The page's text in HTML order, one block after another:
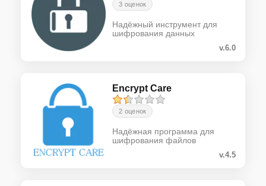
3 оценок
Надёжный инструмент для
шифрования данных
v.6.0
Encrypt Care
2 оценок
Надёжная программа для
шифрования файлов
v.4.5